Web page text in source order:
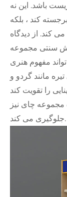
باشد. این نه
کند ، بلکه
کند. از دیدگاه
سنتی مجموعه
مفهوم هنری
مانند گردو و
را تقویت کند
مجموعه چای نیز
جلوگیری می کند.